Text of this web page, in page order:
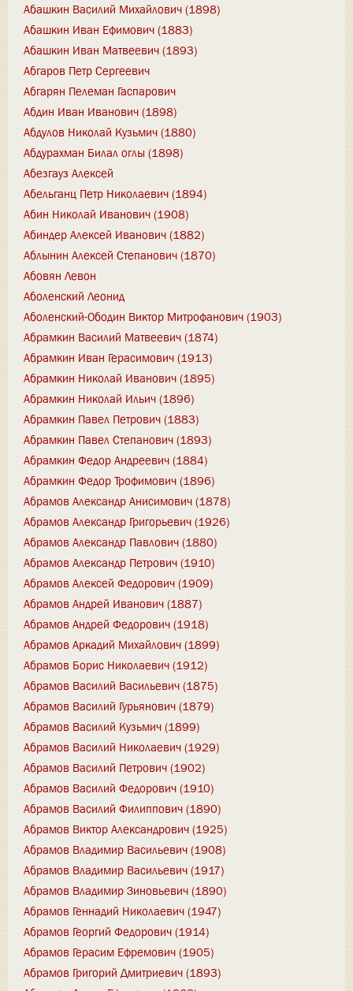
Абашкин Василий Михайлович (1898)
Абашкин Иван Ефимович (1883)
Абашкин Иван Матвеевич (1893)
Абгаров Петр Сергеевич
Абгарян Пелеман Гаспарович
Абдин Иван Иванович (1898)
Абдулов Николай Кузьмич (1880)
Абдурахман Билал оглы (1898)
Абезгауз Алексей
Абельганц Петр Николаевич (1894)
Абин Николай Иванович (1908)
Абиндер Алексей Иванович (1882)
Аблынин Алексей Степанович (1870)
Абовян Левон
Аболенский Леонид
Аболенский-Ободин Виктор Митрофанович (1903)
Абрамкин Василий Матвеевич (1874)
Абрамкин Иван Герасимович (1913)
Абрамкин Николай Иванович (1895)
Абрамкин Николай Ильич (1896)
Абрамкин Павел Петрович (1883)
Абрамкин Павел Степанович (1893)
Абрамкин Федор Андреевич (1884)
Абрамкин Федор Трофимович (1896)
Абрамов Александр Анисимович (1878)
Абрамов Александр Григорьевич (1926)
Абрамов Александр Павлович (1880)
Абрамов Александр Петрович (1910)
Абрамов Алексей Федорович (1909)
Абрамов Андрей Иванович (1887)
Абрамов Андрей Федорович (1918)
Абрамов Аркадий Михайлович (1899)
Абрамов Борис Николаевич (1912)
Абрамов Василий Васильевич (1875)
Абрамов Василий Гурьянович (1879)
Абрамов Василий Кузьмич (1899)
Абрамов Василий Николаевич (1929)
Абрамов Василий Петрович (1902)
Абрамов Василий Федорович (1910)
Абрамов Василий Филиппович (1890)
Абрамов Виктор Александрович (1925)
Абрамов Владимир Васильевич (1908)
Абрамов Владимир Васильевич (1917)
Абрамов Владимир Зиновьевич (1890)
Абрамов Геннадий Николаевич (1947)
Абрамов Георгий Федорович (1914)
Абрамов Герасим Ефремович (1905)
Абрамов Григорий Дмитриевич (1893)